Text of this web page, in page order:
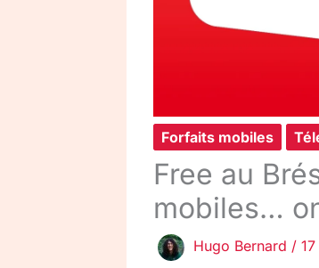
Forfaits mobiles
Free au
mobiles…
Hugo Bernard /